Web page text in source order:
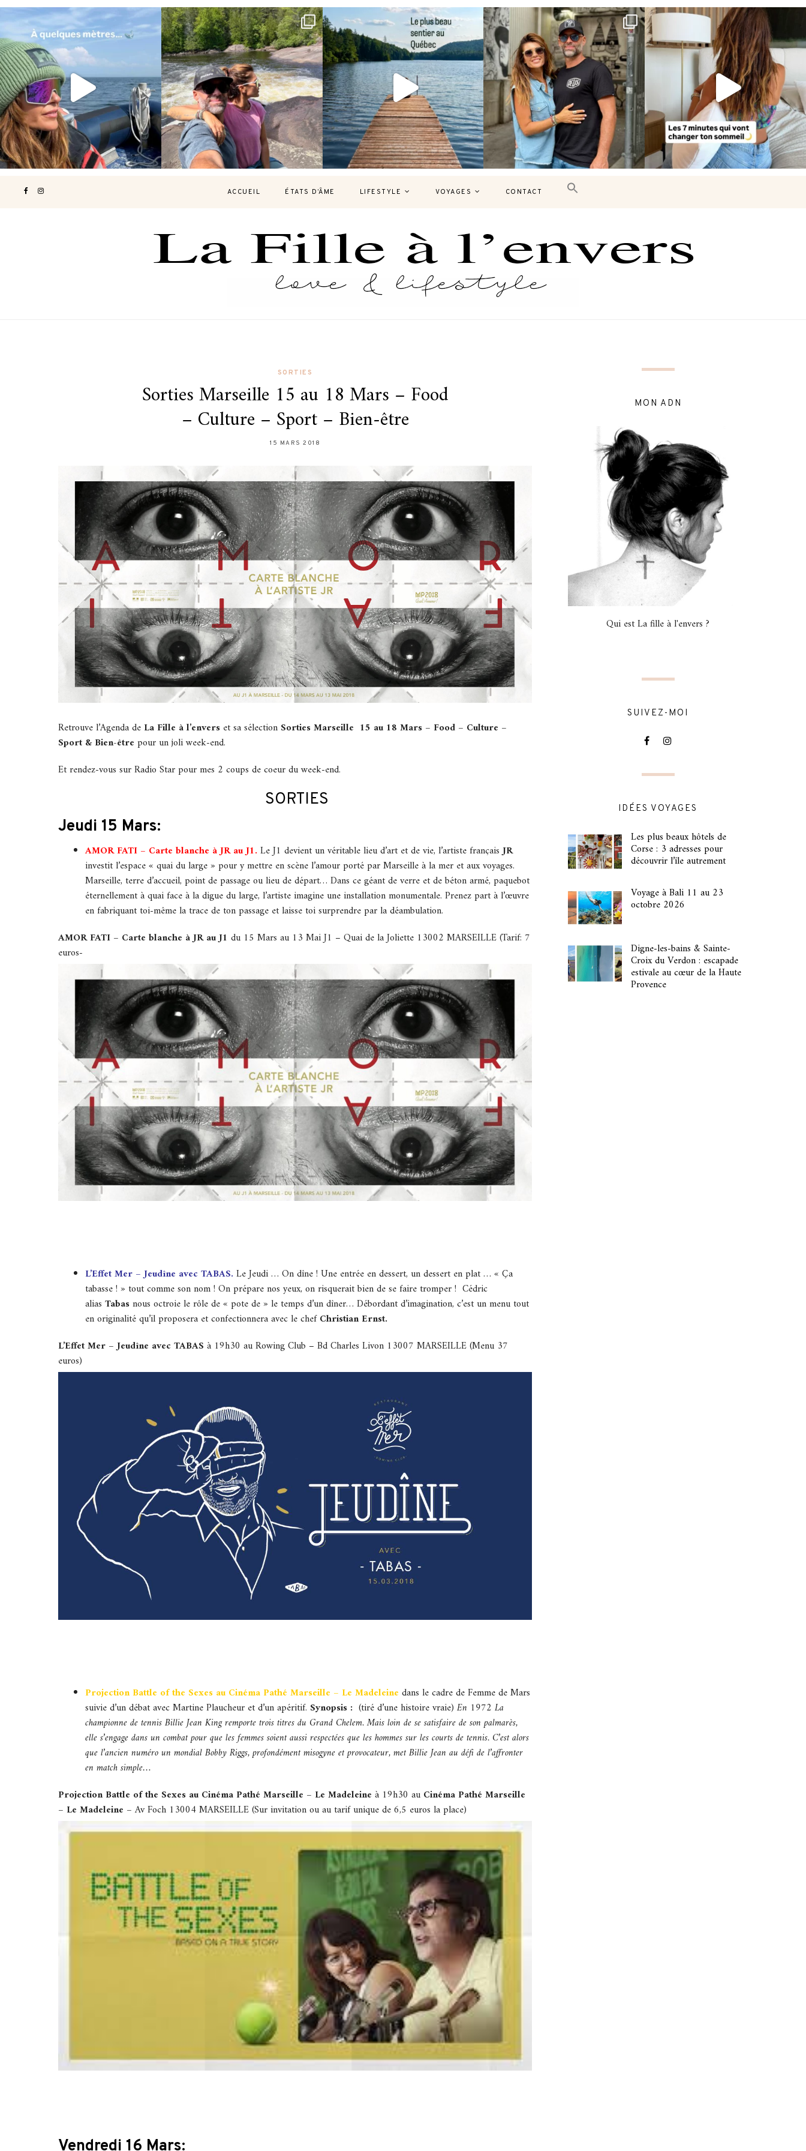
Voir une baleine en photo, c’est
impressionnant 🐋...
181
Les Laurentides, le Québec version
nature.
...
307 47
Et si je te disais qu’il existe un sentier où
125 37
Montréal, une très belle surprise 🇨🇦
J’ai...
441
Le sommeil est essentiel à notre bien-
être… et...
102 14
ACCUEIL ÉTATS D’ÂME LIFESTYLE VOYAGES CONTACT
SORTIES
Sorties Marseille 15 au 18 Mars – Food
– Culture – Sport – Bien-être
15 MARS 2018
Retrouve l’Agenda de La Fille à l’envers et sa sélection Sorties Marseille 15 au 18 Mars – Food – Culture –
Sport & Bien-être pour un joli week-end.
Et rendez-vous sur Radio Star pour mes 2 coups de coeur du week-end.
SORTIES
Jeudi 15 Mars:
AMOR FATI – Carte blanche à JR au J1. Le J1 devient un véritable lieu d’art et de vie, l’artiste françaisJR
investit l’espace « quai du large » pour y mettre en scène l’amour porté par Marseille à la mer et aux voyages.
Marseille, terre d’accueil, point de passage ou lieu de départ… Dans ce géant de verre et de béton armé, paquebot
éternellement à quai face à la digue du large, l’artiste imagine une installation monumentale. Prenez part à l’œuvre
en fabriquant toi-même la trace de ton passage et laisse toi surprendre par la déambulation.
AMOR FATI – Carte blanche à JR au J1 du 15 Mars au 13 Mai J1 – Quai de la Joliette 13002 MARSEILLE (Tarif: 7
euros-
L’Effet Mer – Jeudîne avec TABAS. Le Jeudi … On dîne ! Une entrée en dessert, un dessert en plat … « Ça
tabasse ! » tout comme son nom ! On prépare nos yeux, on risquerait bien de se faire tromper ! Cédric
alias Tabasnous octroie le rôle de « pote de » le temps d’un dîner… Débordant d’imagination, c’est un menu tout
en originalité qu’il proposera et confectionnera avec le chefChristian Ernst.
L’Effet Mer – Jeudîne avec TABAS à 19h30 au Rowing Club – Bd Charles Livon 13007 MARSEILLE (Menu 37
euros)
Projection Battle of the Sexes au Cinéma Pathé Marseille – Le Madeleine dans le cadre de Femme de Mars
suivie d’un débat avec Martine Plaucheur et d’un apéritif. Synopsis : (tiré d’une histoire vraie) En 1972 La
championne de tennis Billie Jean King remporte trois titres du Grand Chelem. Mais loin de se satisfaire de son palmarès,
elle s’engage dans un combat pour que les femmes soient aussi respectées que les hommes sur les courts de tennis. C’est alors
que l’ancien numéro un mondial Bobby Riggs, profondément misogyne et provocateur, met Billie Jean au défi de l’affronter
en match simple…
Projection Battle of the Sexes au Cinéma Pathé Marseille – Le Madeleine à 19h30 au Cinéma Pathé Marseille
– Le Madeleine – Av Foch 13004 MARSEILLE (Sur invitation ou au tarif unique de 6,5 euros la place)
Vendredi 16 Mars:
MON ADN
Qui est La fille à l'envers ?
SUIVEZ-MOI
IDÉES VOYAGES
Les plus beaux hôtels de
Corse : 3 adresses pour
découvrir l’île autrement
Voyage à Bali 11 au 23
octobre 2026
Digne-les-bains & Sainte-
Croix du Verdon : escapade
estivale au cœur de la Haute
Provence